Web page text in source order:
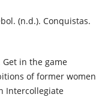
(n.d.). Conquistas.
Get in the game
of former women
Intercollegiate